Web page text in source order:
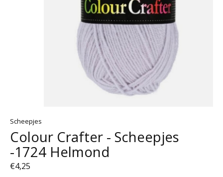
Scheepjes
Colour Crafter - Scheepjes
-1724 Helmond
€4,25